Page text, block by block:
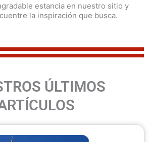
estancia en nuestro sitio y
la inspiración que busca.
ÚLTIMOS